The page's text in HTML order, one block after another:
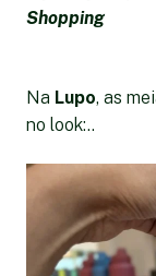
Shopping
Na Lupo, as
no look:..